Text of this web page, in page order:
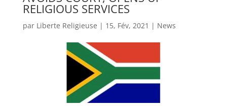
RELIGIOUS SERVICES
par Liberte Religieuse | 15, Fév, 2021 | News